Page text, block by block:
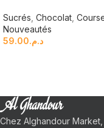
Sucrés Chocolat
Nouveautés
د.م.59.00
Chez Alghandour